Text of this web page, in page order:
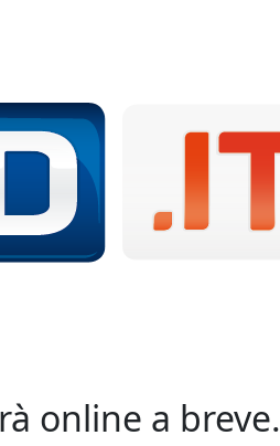
online a breve.